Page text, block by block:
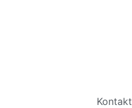
Kontakt